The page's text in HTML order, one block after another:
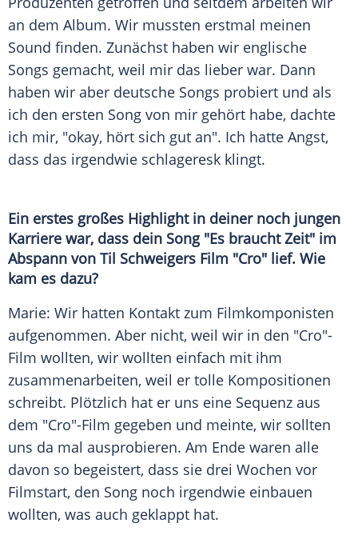
an dem Album. Wir mussten erstmal meinen
Sound finden. Zunächst haben wir englische
Songs gemacht, weil mir das lieber war. Dann
haben wir aber deutsche Songs probiert und als
ich den ersten Song von mir gehört habe, dachte
ich mir, "okay, hört sich gut an". Ich hatte Angst,
dass das irgendwie schlageresk klingt.
Ein erstes großes Highlight in deiner noch jungen
Karriere war, dass dein Song "Es braucht Zeit" im
Abspann von Til Schweigers Film "Cro" lief. Wie
kam es dazu?
Marie: Wir hatten Kontakt zum Filmkomponisten
aufgenommen. Aber nicht, weil wir in den "Cro"-
Film wollten, wir wollten einfach mit ihm
zusammenarbeiten, weil er tolle Kompositionen
schreibt. Plötzlich hat er uns eine Sequenz aus
dem "Cro"-Film gegeben und meinte, wir sollten
uns da mal ausprobieren. Am Ende waren alle
davon so begeistert, dass sie drei Wochen vor
Filmstart, den Song noch irgendwie einbauen
wollten, was auch geklappt hat.